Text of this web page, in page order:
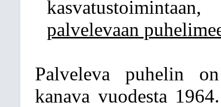
palvelevaan
Palveleva puhelin
kanava vuodesta